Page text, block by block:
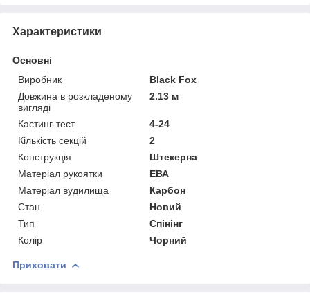
Характеристики
Основні
Виробник
Black Fox
Довжина в розкладеному
вигляді
2.13 м
Кастинг-тест
4-24
Кількість секцій
2
Конструкція
Штекерна
Матеріал рукоятки
ЕВА
Матеріал вудилища
Карбон
Стан
Новий
Тип
Спінінг
Колір
Чорний
Приховати